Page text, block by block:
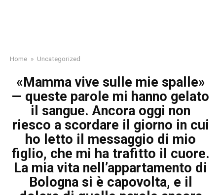
Home » Uncategorized
«Mamma vive sulle mie spalle»
— queste parole mi hanno gelato
il sangue. Ancora oggi non
riesco a scordare il giorno in cui
ho letto il messaggio di mio
figlio, che mi ha trafitto il cuore.
La mia vita nell’appartamento di
Bologna si è capovolta, e il